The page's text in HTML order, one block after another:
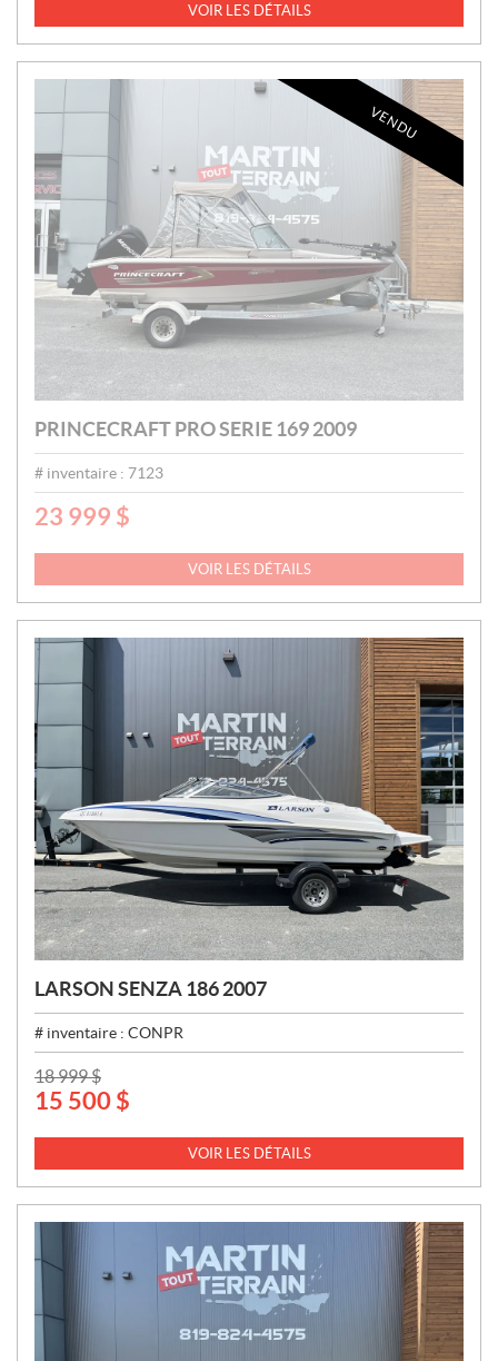
X
:
VOIR LES DÉTAILS
VENDU
PRINCECRAFT PRO SERIE 169 2009
# inventaire : 7123
P
X
:
23 999 $
VOIR LES DÉTAILS
LARSON SENZA 186 2007
# inventaire : CONPR
P
R
18 999$
15 500 $
VOIR LES DÉTAILS